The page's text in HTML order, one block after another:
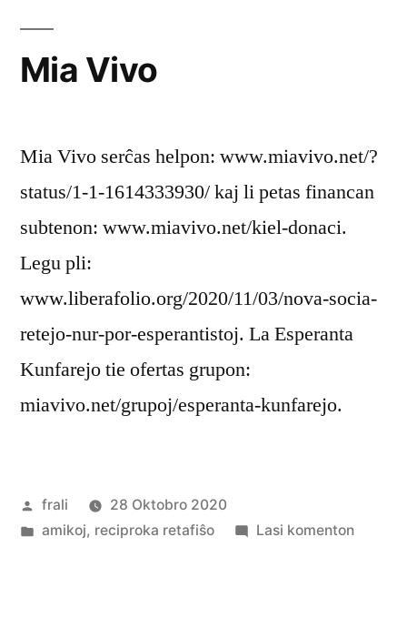
Mia Vivo
Mia Vivo serĉas helpon: www.miavivo.net/?
status/1-1-1614333930/ kaj li petas financan
subtenon: www.miavivo.net/kiel-donaci.
Legu pli:
www.liberafolio.org/2020/11/03/nova-socia-
retejo-nur-por-esperantistoj. La Esperanta
Kunfarejo tie ofertas grupon:
miavivo.net/grupoj/esperanta-kunfarejo.
Afiŝita
de
frali
28 Oktobro 2020
Afiŝita
amikoj, reciproka retafiŝo Lasi komentonpri